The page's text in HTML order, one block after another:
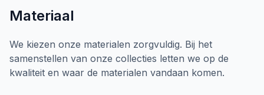
Materiaal
We kiezen onze materialen zorgvuldig. Bij het
samenstellen van onze collecties letten we op de
kwaliteit en waar de materialen vandaan komen.